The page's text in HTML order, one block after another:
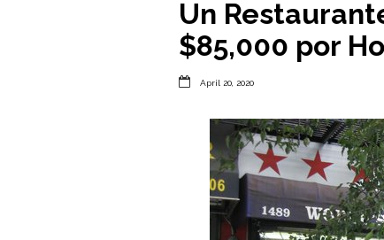
Un
$85,000 por
 April 20, 2020